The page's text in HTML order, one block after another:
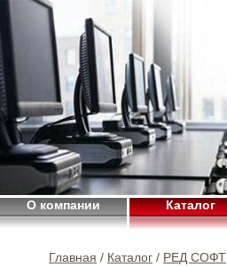
О компании Каталог
Главная / Каталог / РЕД СОФТ